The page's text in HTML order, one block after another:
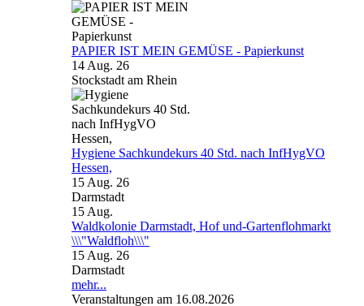
PAPIER IST MEIN GEMÜSE - Papierkunst
14 Aug. 26
Stockstadt am Rhein
Hygiene Sachkundekurs 40 Std. nach InfHygVO
Hessen,
15 Aug. 26
Darmstadt
15 Aug.
Waldkolonie Darmstadt, Hof und-Gartenflohmarkt
\\\"Waldfloh\\\"
15 Aug. 26
Darmstadt
mehr...
Veranstaltungen am 16.08.2026